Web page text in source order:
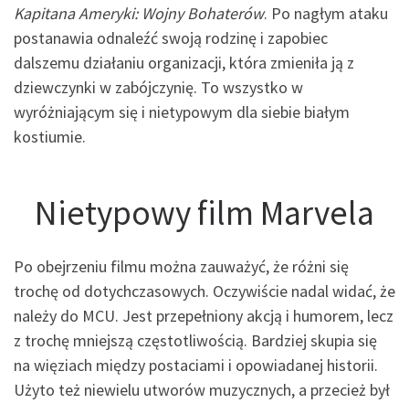
Kapitana Ameryki: Wojny Bohaterów. Po nagłym ataku
postanawia odnaleźć swoją rodzinę i zapobiec
dalszemu działaniu organizacji, która zmieniła ją z
dziewczynki w zabójczynię. To wszystko w
wyróżniającym się i nietypowym dla siebie białym
kostiumie.
Nietypowy film Marvela
Po obejrzeniu filmu można zauważyć, że różni się
trochę od dotychczasowych. Oczywiście nadal widać, że
należy do MCU. Jest przepełniony akcją i humorem, lecz
z trochę mniejszą częstotliwością. Bardziej skupia się
na więziach między postaciami i opowiadanej historii.
Użyto też niewielu utworów muzycznych, a przecież był